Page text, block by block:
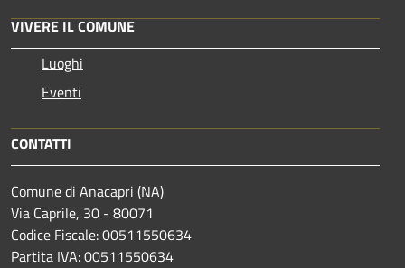
VIVERE IL COMUNE
Luoghi
Eventi
CONTATTI
Comune di Anacapri (NA)
Via Caprile, 30 - 80071
Codice Fiscale: 00511550634
Partita IVA: 00511550634